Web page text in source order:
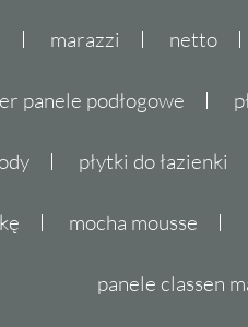
marazzi netto
panele podłogowe
płytki do łazienki
mocha mousse
panele classen